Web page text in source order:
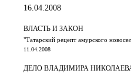
16.04.2008
ВЛАСТЬ И ЗАКОН
"Татарский рецепт амурского
11.04.2008
ДЕЛО ВЛАДИМИРА